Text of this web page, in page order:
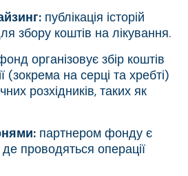
публікація історій
збору коштів на лікування.
організовує збір коштів
(зокрема на серці та хребті)
розхідників, таких як
партнером фонду є
проводяться операції